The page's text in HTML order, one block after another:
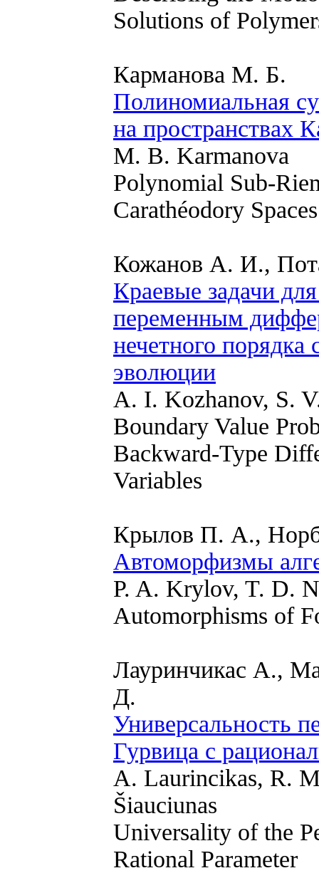
Solutions of
Карманова М. Б.
Полиномиальная
на пространствах
M. B. Karmanova
Polynomial Sub-
Carathéodory Spaces
Кожанов А. И.,
Краевые задачи
переменным
нечетного
эволюции
A. I. Kozhanov, S.
Boundary Value
Backward-Type
Variables
Крылов П. А.,
Автоморфизмы
P. A. Krylov, T. D.
Automorphisms of
Лауринчикас А.,
Д.
Универсальность
Гурвица с
A. Laurincikas, R.
Šiauciunas
Universality of the
Rational Parameter